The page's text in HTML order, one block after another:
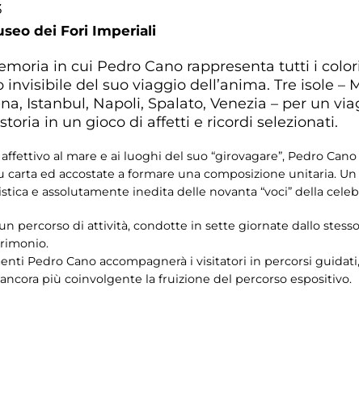
dei Fori Imperiali
in cui Pedro Cano rappresenta tutti i
invisibile del suo viaggio dell’anima. Tre isole –
Istanbul, Napoli, Spalato, Venezia – per un
in un gioco di affetti e ricordi selezionati.
al mare e ai luoghi del suo “girovagare”, Pedro
carta ed accostate a formare una composizione unitaria.
e assolutamente inedita delle novanta “voci” della
percorso di attività, condotte in sette giornate dallo
Pedro Cano accompagnerà i visitatori in percorsi
più coinvolgente la fruizione del percorso espositivo.